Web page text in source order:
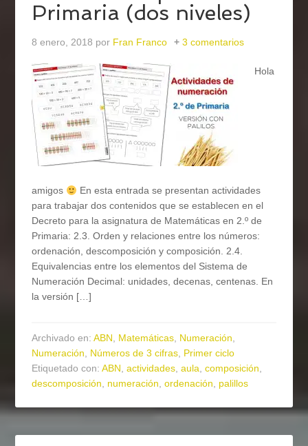
Primaria (dos niveles)
8 enero, 2018 por Fran Franco 3 comentarios
Hola
amigos
En esta entrada se presentan actividades
para trabajar dos contenidos que se establecen en el
Decreto para la asignatura de Matemáticas en 2.º de
Primaria: 2.3. Orden y relaciones entre los números:
ordenación, descomposición y composición. 2.4.
Equivalencias entre los elementos del Sistema de
Numeración Decimal: unidades, decenas, centenas. En
la versión […]
Archivado en:ABN, Matemáticas, Numeración,
Numeración, Números de 3 cifras, Primer ciclo
Etiquetado con:ABN,actividades,aula,composición,
descomposición, numeración,ordenación, palillos